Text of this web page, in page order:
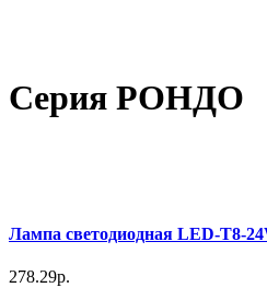
Серия РОНДО
Лампа светодиодная LED-T8-
278.29р.